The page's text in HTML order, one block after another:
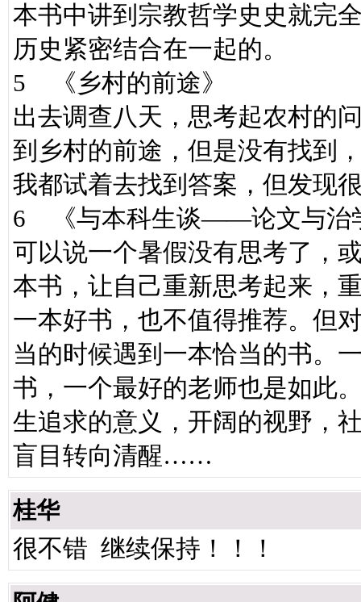
本书中讲到宗教哲学史史就完
历史紧密结合在一起的。
5 《乡村的前途》
出去调查八天，思考起农村的
到乡村的前途，但是没有找到
我都试着去找到答案，但发现
6 《与本科生谈——论文与治
可以说一个暑假没有思考了，
本书，让自己重新思考起来，
一本好书，也不值得推荐。但
当的时候遇到一本恰当的书。
书，一个最好的老师也是如此
生追求的意义，开阔的视野，
盲目转向清醒……
桂华
很不错 继续保持！！！